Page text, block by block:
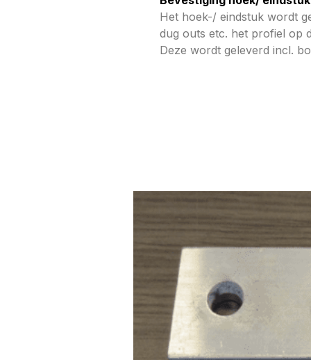
Het hoek-/ eindstuk wordt
dug outs etc. het profiel op
Deze wordt geleverd incl.